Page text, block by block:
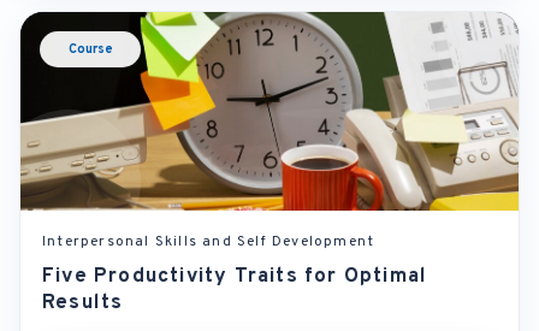
Course
Interpersonal Skills and Self Development
Five Productivity Traits for Optimal
Results